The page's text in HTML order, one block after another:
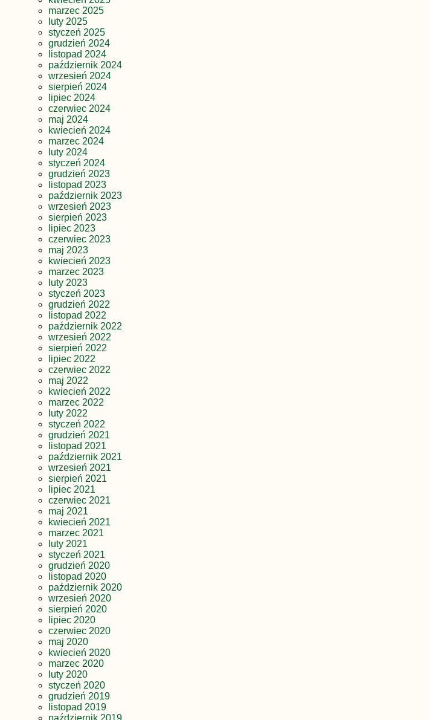
marzec 2025
luty 2025
styczeń 2025
grudzień 2024
listopad 2024
październik 2024
wrzesień 2024
sierpień 2024
lipiec 2024
czerwiec 2024
maj 2024
kwiecień 2024
marzec 2024
luty 2024
styczeń 2024
grudzień 2023
listopad 2023
październik 2023
wrzesień 2023
sierpień 2023
lipiec 2023
czerwiec 2023
maj 2023
kwiecień 2023
marzec 2023
luty 2023
styczeń 2023
grudzień 2022
listopad 2022
październik 2022
wrzesień 2022
sierpień 2022
lipiec 2022
czerwiec 2022
maj 2022
kwiecień 2022
marzec 2022
luty 2022
styczeń 2022
grudzień 2021
listopad 2021
październik 2021
wrzesień 2021
sierpień 2021
lipiec 2021
czerwiec 2021
maj 2021
kwiecień 2021
marzec 2021
luty 2021
styczeń 2021
grudzień 2020
listopad 2020
październik 2020
wrzesień 2020
sierpień 2020
lipiec 2020
czerwiec 2020
maj 2020
kwiecień 2020
marzec 2020
luty 2020
styczeń 2020
grudzień 2019
listopad 2019